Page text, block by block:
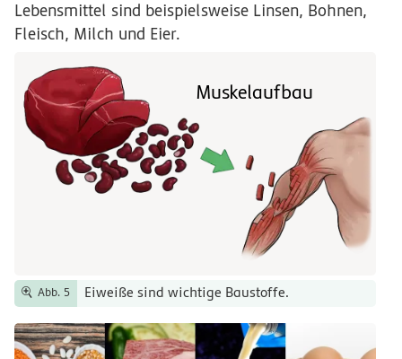
Lebensmittel sind beispielsweise Linsen, Bohnen,
Fleisch, Milch und Eier.
Muskelaufbau
Abb. 5 Eiweiße sind wichtige Baustoffe.